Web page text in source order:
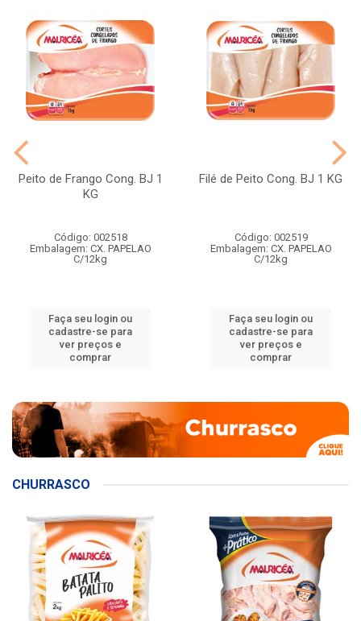
Peito de Frango Cong. BJ 1
KG
Código: 002518
Embalagem: CX. PAPELAO
C/12kg
Faça seu login ou
cadastre-se para
ver preços e
comprar
Filé de Peito Cong. BJ 1 KG
Código: 002519
Embalagem: CX. PAPELAO
C/12kg
Faça seu login ou
cadastre-se para
ver preços e
comprar
CHURRASCO